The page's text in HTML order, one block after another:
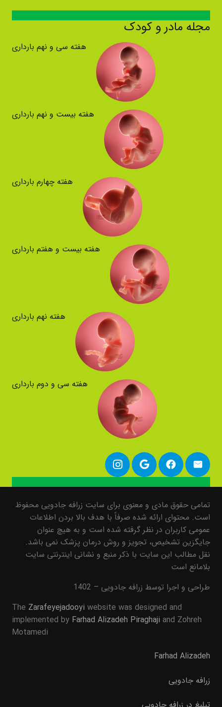
مجله مادر و کودک
هفته سی و نهم بارداری
هفته بیست و نهم بارداری
هفته چهارم بارداری
هفته بیست و هفتم بارداری
هفته نهم بارداری
هفته سی و دوم بارداری
تمامی حقوق مادی و معنوی برای سایت زرافه جادویی محفوظ
است. محتوای ارائه شده صرفاً با هدف بالا بردن اطلاعات
عمومی کاربران در نظر گرفته شده است و به هیچ عنوان
جایگزین تشخیص، تجویز و روش درمان پزشک نمی باشد.
نقل مطالب این سایت با ذکر منبع و نشانی اینترنتی سایت
بلامانع است
طراحی و اجرا توسط زرافه جادویی – 1402
The Zarafeyejadooyi website was designed and
implemented by Farhad Alizadeh Piraghaji and Zohreh
Motamedi
Farhad Alizadeh
زرافه جادویی